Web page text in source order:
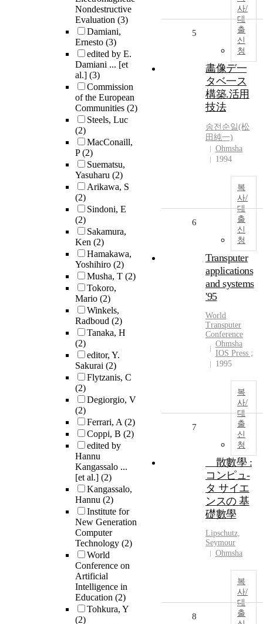
Nondestructive
Evaluation (3)
Damiani,
Ernesto (3)
edited by E.
Damiani ... [et
al.] (3)
Commission
of the European
Communities (2)
Steels, Luc
(2)
MacConaill,
P(2)
Suematsu,
Yasuharu (2)
Arikawa, S
(2)
Sindoni, E
(2)
Sakamura,
Ken (2)
Hamakawa,
Yoshihiro (2)
Musha, T (2)
Tokoro,
Mario (2)
Winkels,
Radboud (2)
Tanaka, H
(2)
editor, Y.
Sakurai (2)
Flytzanis, C
(2)
Degiorgio, V
(2)
Ferrari, A(2)
Coppi, B (2)
edited by
Hannu
Kangassalo ...
[et al.] (2)
Kangassalo,
Hannu (2)
Institute for
New Generation
Computer
Technology (2)
World
Conference on
Artificial
Intelligence in
Education (2)
Tohkura, Y
(2)
사/
대
출
신
청
5
畵像デ一
タベ一ス
構築.活用
技法
송전순일(松
田純一)
Ohmsha
1994
복
사/
대
출
신
청
6
Transputer
applications
and systems
'95
World
Transputer
Conference
Ohmsha
IOS Press ;
1995
복
사/
대
출
신
청
7
離散數學 :
コンピュ-
タ サイエ
ンスの 基
礎數學
Lipschutz,
Seymour
Ohmsha
복
사/
대
출
8